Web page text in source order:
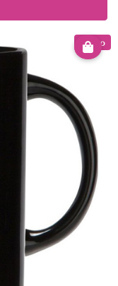
€ 9.00